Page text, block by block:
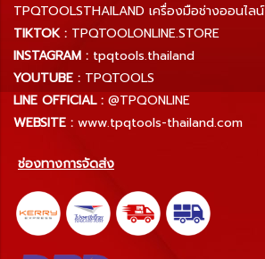
TPQTOOLSTHAILAND เครื่องมือช่างออนไลน์
TIKTOK : TPQTOOLONLINE.STORE
INSTAGRAM : tpqtools.thailand
YOUTUBE : TPQTOOLS
LINE OFFICIAL : @TPQONLINE
WEBSITE : www.tpqtools-thailand.com
ช่องทางการจัดส่ง